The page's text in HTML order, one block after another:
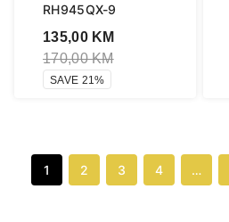
RH945QX-9
135,00 KM
170,00KM
SAVE 21%
1 2 3 4 …